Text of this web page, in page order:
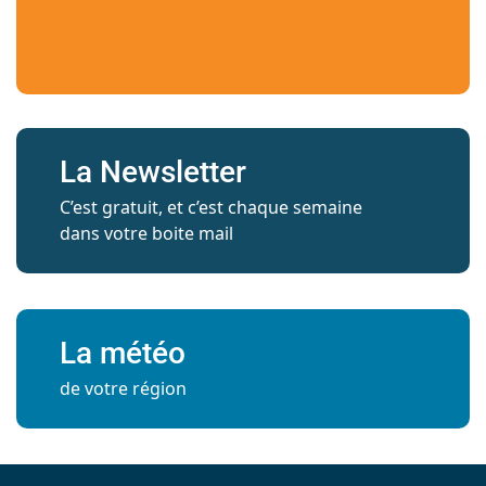
La Newsletter
C’est gratuit, et c’est chaque semaine
dans votre boite mail
La météo
de votre région